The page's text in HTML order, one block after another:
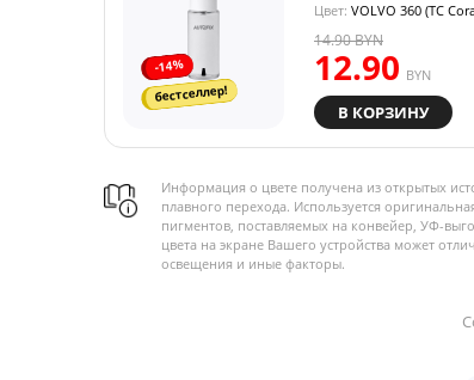
-14%
бестселлер!
Цвет: VOLVO 360 (TC
12.90 BYN
14.90BYN
В КОРЗИНУ
Информация о цвете получена из открытых
плавного перехода. Используется
пигментов, поставляемых на конвейер, УФ-
цвета на экране Вашего устройства может
освещения и иные факторы.